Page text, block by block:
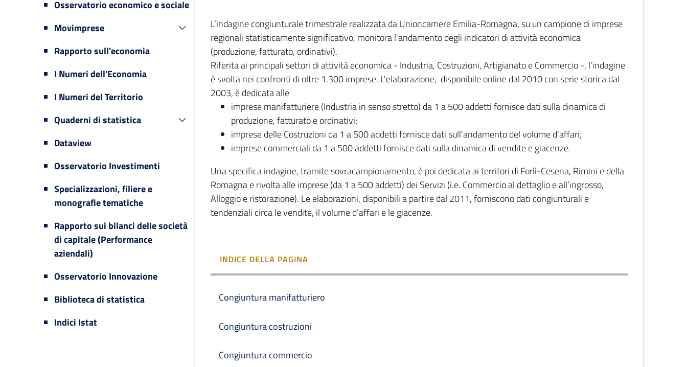
Osservatorio economico e sociale
Movimprese
Rapporto sull'economia
I Numeri dell'Economia
I Numeri del Territorio
Quaderni di statistica
Dataview
Osservatorio Investimenti
Specializzazioni, filiere e
monografie tematiche
Rapporto sui bilanci delle società
di capitale (Performance
aziendali)
Osservatorio Innovazione
Biblioteca di statistica
Indici Istat
L’indagine congiunturale trimestrale realizzata da Unioncamere Emilia-Romagna, su un campione di imprese
regionali statisticamente significativo, monitora l'andamento degli indicatori di attività economica
(produzione, fatturato, ordinativi).
Riferita ai principali settori di attività economica - Industria, Costruzioni, Artigianato e Commercio -, l’indagine
è svolta nei confronti di oltre 1.300 imprese. L'elaborazione, disponibile online dal 2010 con serie storica dal
2003, è dedicata alle
imprese manifatturiere (Industria in senso stretto) da 1 a 500 addetti fornisce dati sulla dinamica di
produzione, fatturato e ordinativi;
imprese delle Costruzioni da 1 a 500 addetti fornisce dati sull'andamento del volume d'affari;
imprese commerciali da 1 a 500 addetti fornisce dati sulla dinamica di vendite e giacenze.
Una specifica indagine, tramite sovracampionamento, è poi dedicata ai territori di Forlì-Cesena, Rimini e della
Romagna e rivolta alle imprese (da 1 a 500 addetti) dei Servizi (i.e. Commercio al dettaglio e all’ingrosso,
Alloggio e ristorazione). Le elaborazioni, disponibili a partire dal 2011, forniscono dati congiunturali e
tendenziali circa le vendite, il volume d’affari e le giacenze.
INDICE DELLA PAGINA
Congiuntura manifatturiero
Congiuntura costruzioni
Congiuntura commercio